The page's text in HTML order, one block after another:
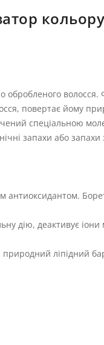
кольору
обробленого
повертає йому
спеціальною
запахи або
дію, деактивує іони
ліпідний